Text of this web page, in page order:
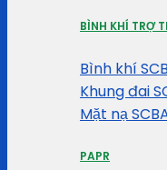
BÌNH KHÍ TRỢ
Bình khí
Khung đai
Mặt nạ
PAPR